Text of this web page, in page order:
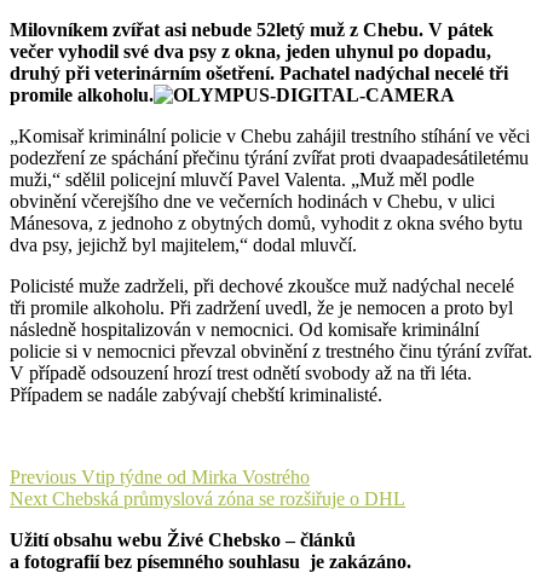
Milovníkem zvířat asi nebude 52letý muž z Chebu. V pátek
večer vyhodil své dva psy z okna, jeden uhynul po dopadu,
druhý při veterinárním ošetření. Pachatel nadýchal necelé tři
promile alkoholu.
„Komisař kriminální policie v Chebu zahájil trestního stíhání ve věci
podezření ze spáchání přečinu týrání zvířat proti dvaapadesátiletému
muži,“ sdělil policejní mluvčí Pavel Valenta. „Muž měl podle
obvinění včerejšího dne ve večerních hodinách v Chebu, v ulici
Mánesova, z jednoho z obytných domů, vyhodit z okna svého bytu
dva psy, jejichž byl majitelem,“ dodal mluvčí.
Policisté muže zadrželi, při dechové zkoušce muž nadýchal necelé
tři promile alkoholu. Při zadržení uvedl, že je nemocen a proto byl
následně hospitalizován v nemocnici. Od komisaře kriminální
policie si v nemocnici převzal obvinění z trestného činu týrání zvířat.
V případě odsouzení hrozí trest odnětí svobody až na tři léta.
Případem se nadále zabývají chebští kriminalisté.
Navigace
pro
příspěvek
Previous Previous
post:
Vtip týdne od Mirka Vostrého
Next Next
Chebská průmyslová zóna se rozšiřuje o DHL
Užití obsahu webu Živé Chebsko – článků
a fotografií bez písemného souhlasu je zakázáno.